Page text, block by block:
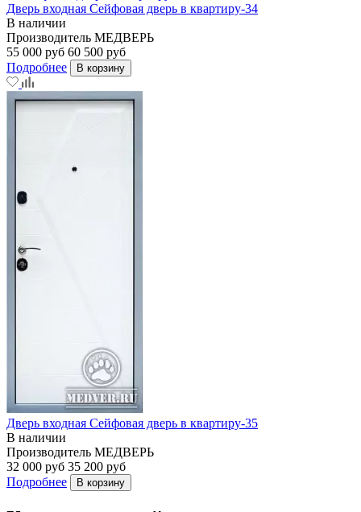
Дверь входная Сейфовая дверь в квартиру-34
В наличии
Производитель МЕДВЕРЬ
55 000 руб 60 500 руб
Подробнее
В корзину
Дверь входная Сейфовая дверь в квартиру-35
В наличии
Производитель МЕДВЕРЬ
32 000 руб 35 200 руб
Подробнее
В корзину